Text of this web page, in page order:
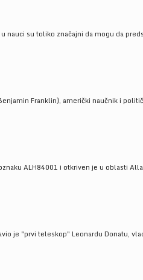
nauci su toliko značajni da mogu da
Franklin), američki naučnik i
ALH84001 i otkriven je u oblasti
je "prvi teleskop" Leonardu Donatu,